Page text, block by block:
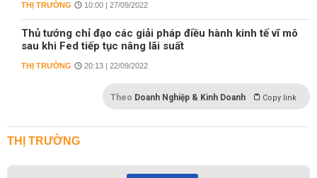
THỊ TRƯỜNG 10:00 | 27/09/2022
Thủ tướng chỉ đạo các giải pháp điều hành kinh tế vĩ mô
sau khi Fed tiếp tục nâng lãi suất
THỊ TRƯỜNG 20:13 | 22/09/2022
Theo Doanh Nghiệp & Kinh Doanh Copy link
THỊ TRƯỜNG